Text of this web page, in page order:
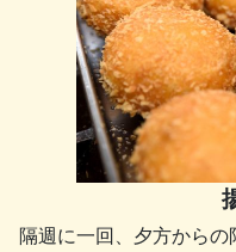
隔週に一回、夕方から